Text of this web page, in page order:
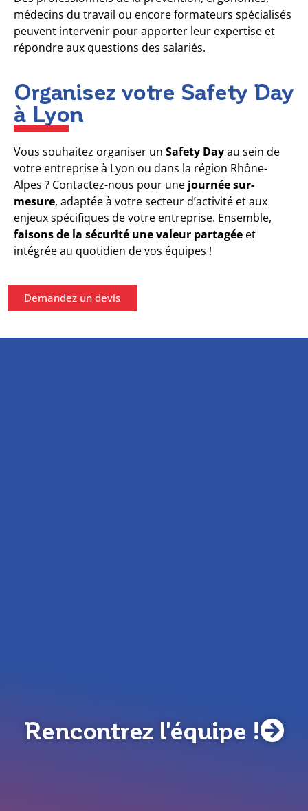
médecins du travail ou encore formateurs spécialisés
peuvent intervenir pour apporter leur expertise et
répondre aux questions des salariés.
Organisez votre Safety Day
à Lyon
Vous souhaitez organiser un Safety Dayau sein de
votre entreprise à Lyon ou dans la région Rhône-
Alpes ? Contactez-nous pour une journée sur-
mesure, adaptée à votre secteur d’activité et aux
enjeux spécifiques de votre entreprise. Ensemble,
faisons de la sécurité une valeur partagée et
intégrée au quotidien de vos équipes !
Demandez un devis
Rencontrez l'équipe !